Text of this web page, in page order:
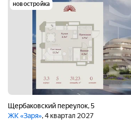
новостройка
Щербаковский переулок,5
ЖК «Заря», 4 квартал 2027